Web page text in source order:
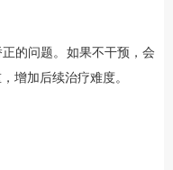
的问题。如果不干预，会
增加后续治疗难度。